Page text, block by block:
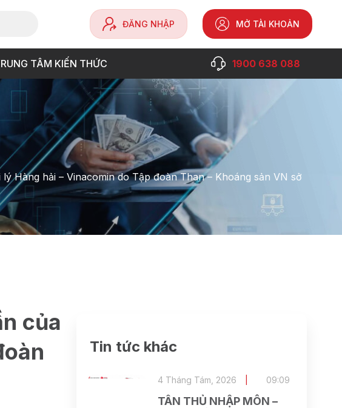
ĐĂNG NHẬP MỞ TÀI KHOẢN
TÂM KIẾN THỨC 1900 638 088
Hàng hải – Vinacomin do Tập đoàn Than – Khoáng sản VN sở
của
Tin tức khác
TÂN THỦ NHẬP MÔN –
4 Tháng Tám, 2026 09:09